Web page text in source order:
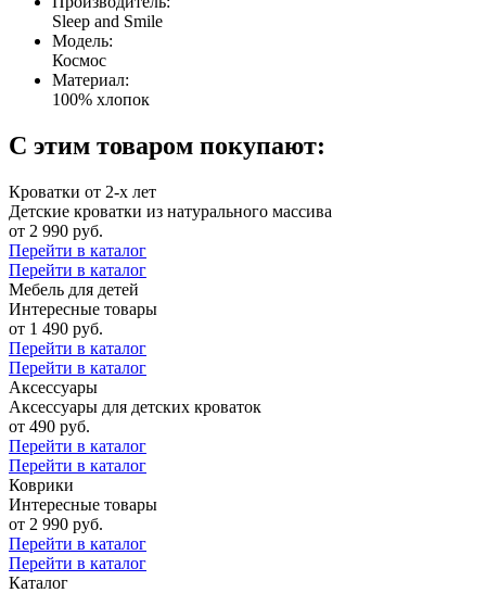
Sleep and Smile
Модель:
Космос
Материал:
100% хлопок
С этим товаром покупают:
Кроватки от 2-х лет
Детские кроватки из натурального массива
от 2 990 руб.
Перейти в каталог
Перейти в каталог
Мебель для детей
Интересные товары
от 1 490 руб.
Перейти в каталог
Перейти в каталог
Аксессуары
Аксессуары для детских кроваток
от 490 руб.
Перейти в каталог
Перейти в каталог
Коврики
Интересные товары
от 2 990 руб.
Перейти в каталог
Перейти в каталог
Каталог